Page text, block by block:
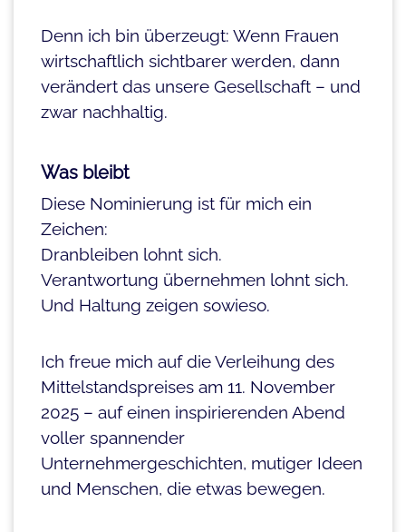
Denn ich bin überzeugt: Wenn Frauen
wirtschaftlich sichtbarer werden, dann
verändert das unsere Gesellschaft – und
zwar nachhaltig.
Was bleibt
Diese Nominierung ist für mich ein
Zeichen:
Dranbleiben lohnt sich.
Verantwortung übernehmen lohnt sich.
Und Haltung zeigen sowieso.
Ich freue mich auf die Verleihung des
Mittelstandspreises am 11. November
2025 – auf einen inspirierenden Abend
voller spannender
Unternehmergeschichten, mutiger Ideen
und Menschen, die etwas bewegen.